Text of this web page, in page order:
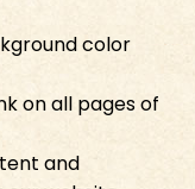
color
on all pages of
and